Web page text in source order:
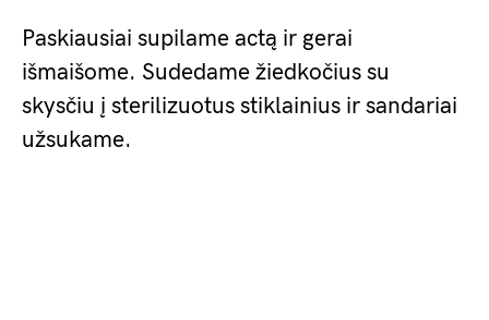
Paskiausiai supilame actą ir gerai
išmaišome. Sudedame žiedkočius su
skysčiu į sterilizuotus stiklainius ir sandariai
užsukame.